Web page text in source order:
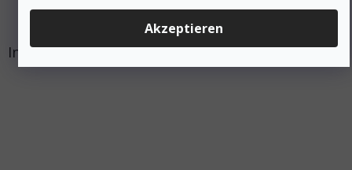
Akzeptieren
Instagram